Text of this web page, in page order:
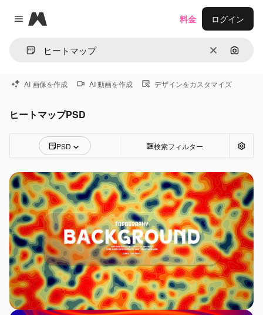
Close menu
Magnific
消去 画像で
料金 ログイン
AI 画像を作成 AI 動画を作成 デザインをカスタマイズ
ヒートマップPSD
PSD 検索フィルター